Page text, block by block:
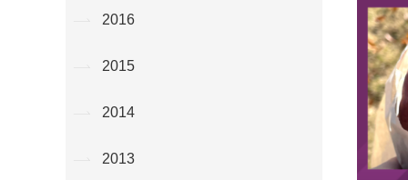
2016
2015
2014
2013